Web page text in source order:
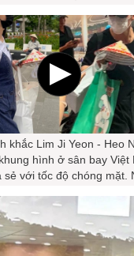
khắc Lim Ji Yeon - Heo
hình ở sân bay Việt
sẻ với tốc độ chóng mặt.